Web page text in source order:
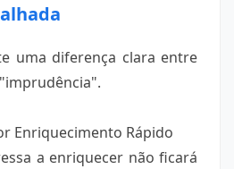
uma diferença clara entre
Enriquecimento Rápido
a enriquecer não ficará